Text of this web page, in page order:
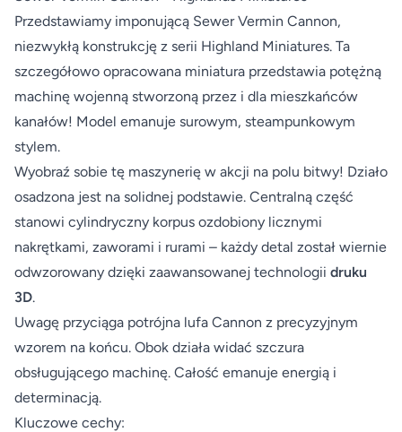
Przedstawiamy imponującą Sewer Vermin Cannon,
niezwykłą konstrukcję z serii Highland Miniatures. Ta
szczegółowo opracowana miniatura przedstawia potężną
machinę wojenną stworzoną przez i dla mieszkańców
kanałów! Model emanuje surowym, steampunkowym
stylem.
Wyobraź sobie tę maszynerię w akcji na polu bitwy! Działo
osadzona jest na solidnej podstawie. Centralną część
stanowi cylindryczny korpus ozdobiony licznymi
nakrętkami, zaworami i rurami – każdy detal został wiernie
odwzorowany dzięki zaawansowanej technologii druku
3D.
Uwagę przyciąga potrójna lufa Cannon z precyzyjnym
wzorem na końcu. Obok działa widać szczura
obsługującego machinę. Całość emanuje energią i
determinacją.
Kluczowe cechy: